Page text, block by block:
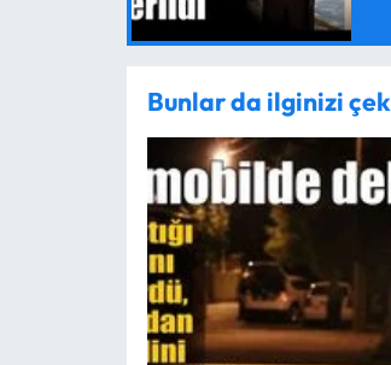
Bunlar da ilginizi